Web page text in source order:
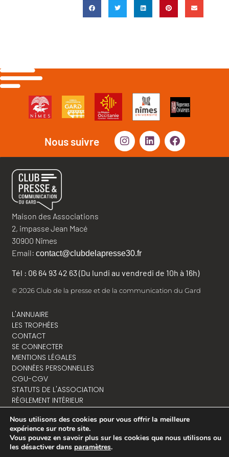
Nous suivre
Maison des Associations
2, impasse Jean Macé
30900 Nîmes
Email: contact@clubdelapresse30.fr
Tél : 06 64 93 42 63 (Du lundi au vendredi de 10h à 16h)
© 2026 Club de la presse et de la communication du Gard
L'ANNUAIRE
LES TROPHÉES
CONTACT
SE CONNECTER
MENTIONS LÉGALES
DONNÉES PERSONNELLES
CGU-CGV
STATUTS DE L'ASSOCIATION
RÈGLEMENT INTÉRIEUR
NOUS CONTACTER
Nous utilisons des cookies pour vous offrir la meilleure
expérience sur notre site.
Vous pouvez en savoir plus sur les cookies que nous utilisons ou
les désactiver dans paramètres.